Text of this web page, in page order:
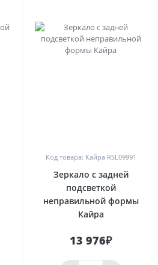
Код товара: Кайра RSL09991
Зеркало с задней
подсветкой
неправильной формы
Кайра
13 976₽